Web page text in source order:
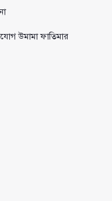
উমামা ফাতিমার